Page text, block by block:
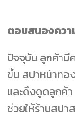
ตอบสนองคว
ปัจจุบัน ลูกค้ามี
ขึ้น สปาหน้าทอ
และดึงดูดลูกค้า
ช่วยให้ร้านสปา